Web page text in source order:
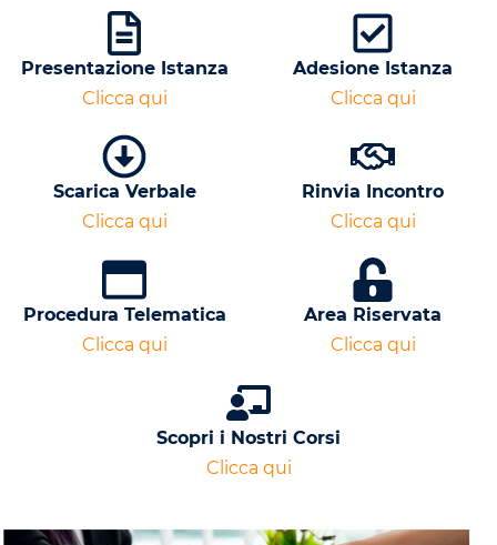
Presentazione Istanza
Clicca qui
Adesione Istanza
Clicca qui
Scarica Verbale
Clicca qui
Rinvia Incontro
Clicca qui
Procedura Telematica
Clicca qui
Area Riservata
Clicca qui
Scopri i Nostri Corsi
Clicca qui